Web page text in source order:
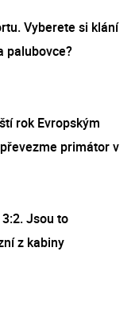
Vyberete si klání
palubovce?
rok Evropským
primátor v
Jsou to
z kabiny